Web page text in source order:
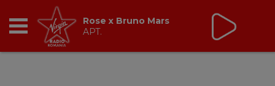
Weekend
08:00 - 12:00